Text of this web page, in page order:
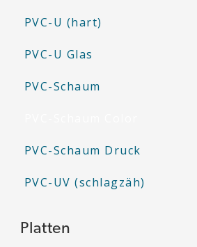
Platten
PVC-U (hart)
PVC-U Glas
PVC-Schaum
PVC-Schaum Druck
PVC-UV (schlagzäh)